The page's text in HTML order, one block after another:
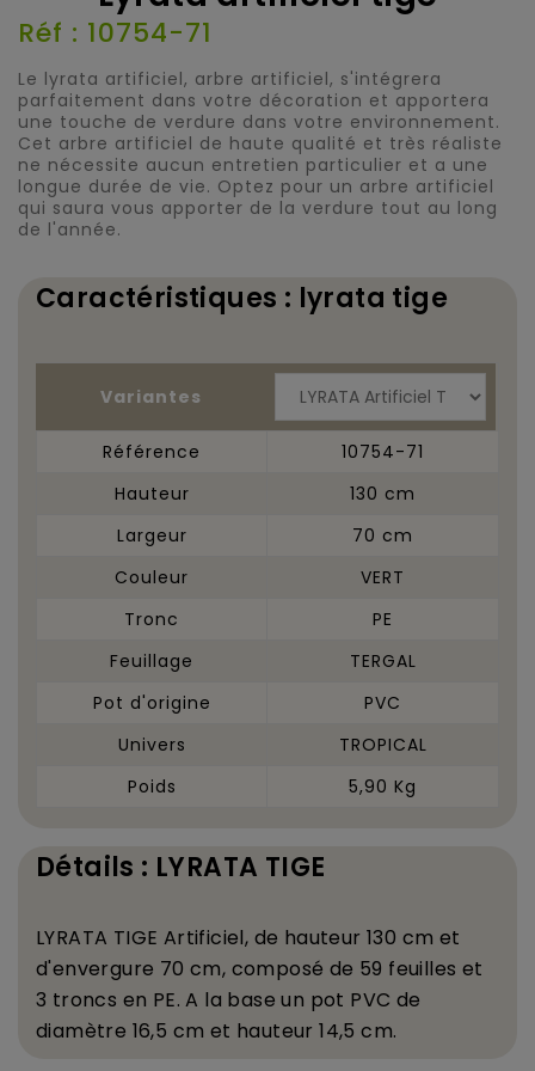
Réf : 10754-71
Le lyrata artificiel, arbre artificiel, s'intégrera
parfaitement dans votre décoration et apportera
une touche de verdure dans votre environnement.
Cet arbre artificiel de haute qualité et très réaliste
ne nécessite aucun entretien particulier et a une
longue durée de vie. Optez pour un arbre artificiel
qui saura vous apporter de la verdure tout au long
de l'année.
Caractéristiques : lyrata tige
Variantes
Référence
10754-71
Hauteur
130 cm
Largeur
70 cm
Couleur
VERT
Tronc
PE
Feuillage
TERGAL
Pot d'origine
PVC
Univers
TROPICAL
Poids
5,90 Kg
Détails : LYRATA TIGE
LYRATA TIGE Artificiel, de hauteur 130 cm et
d'envergure 70 cm, composé de 59 feuilles et
3 troncs en PE. A la base un pot PVC de
diamètre 16,5 cm et hauteur 14,5 cm.